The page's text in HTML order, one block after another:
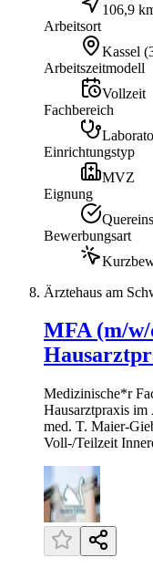
106,9
Arbeitsort
Kassel (
Arbeitszeitmodell
Vollzeit
Fachbereich
Einrichtungstyp
MVZ
Eignung
Bewerbungsart
Ärztehaus am
MFA (m/
Medizinische*r
Hausarztpraxis im
med. T. Maier-
Voll-/Teilzeit